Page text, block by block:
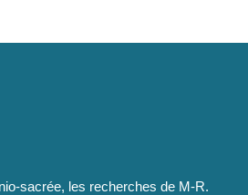
sacrée, les recherches de M-R.